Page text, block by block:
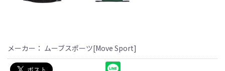
メーカー： ムーブスポーツ[Move Sport]